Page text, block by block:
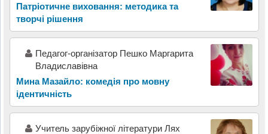
Патріотичне виховання: методика та
творчі рішення
Педагог-організатор Пешко Маргарита
Владиславівна
Мина Мазайло: комедія про мовну
ідентичність
Учитель зарубіжної літератури Лях